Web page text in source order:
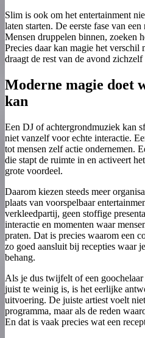
Slim is ook om het entertainment
laten starten. De eerste fase van
Mensen druppelen binnen, zoeken
Precies daar kan magie het verschil
draagt de rest van de avond
Moderne magie doet
kan
Een DJ of achtergrondmuziek kan
niet vanzelf voor echte interactie.
tot mensen zelf actie ondernemen.
die stapt de ruimte in en activeert
grote voordeel.
Daarom kiezen steeds meer
plaats van voorspelbaar
verkleedpartij, geen stoffige
interactie en momenten waar
praten. Dat is precies waarom een
zo goed aansluit bij recepties waar
behang.
Als je dus twijfelt of een
juist te weinig is, is het eerlijke
uitvoering. De juiste artiest voelt
programma, maar als de reden
En dat is vaak precies wat een